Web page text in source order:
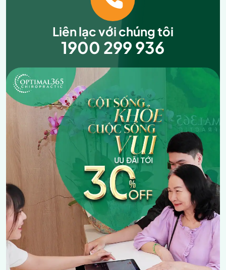
Liên lạc với chúng tôi
1900 299 936